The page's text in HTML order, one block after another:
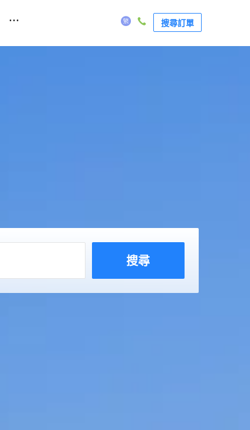
... 搜尋訂單
搜尋